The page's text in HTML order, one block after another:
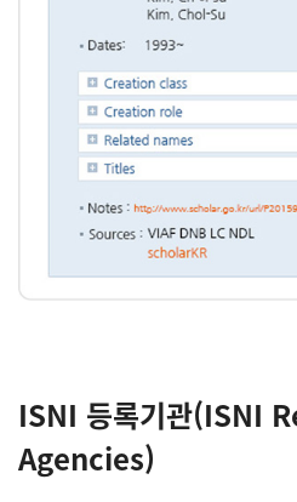
ISNI 등록기관(ISNI
Agencies)